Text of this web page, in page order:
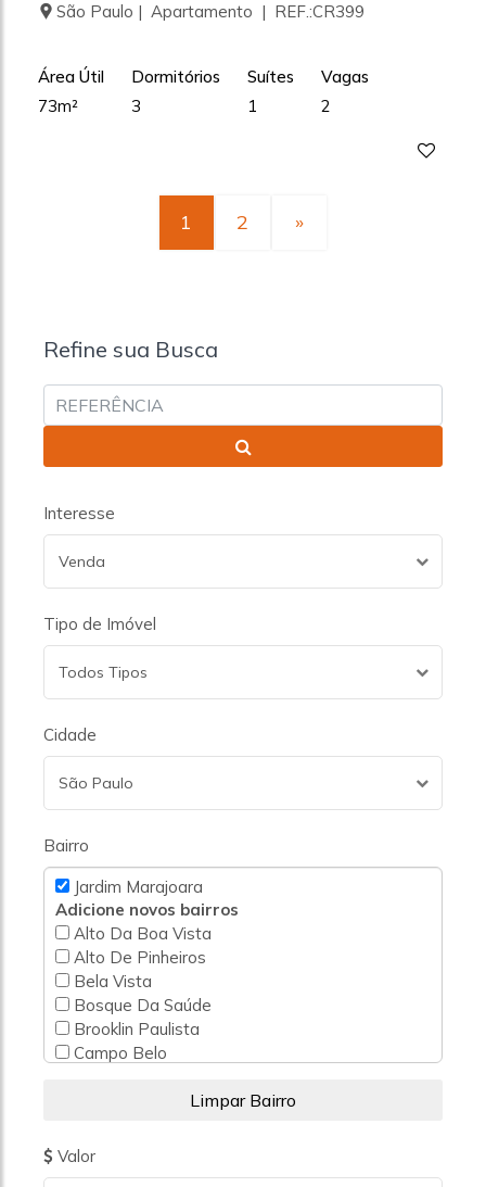
São Paulo | Apartamento | REF.:CR399
Área Útil
73m²
Dormitórios
3
Suítes
1
Vagas
2
1 2 »
Refine sua Busca
Interesse
Venda
Tipo de Imóvel
Todos Tipos
Cidade
São Paulo
Bairro
Jardim Marajoara
Adicione novos bairros
Alto Da Boa Vista
Alto De Pinheiros
Bela Vista
Bosque Da Saúde
Brooklin Paulista
Campo Belo
Chácara Monte Alegre
Cidade Dutra
Cupecê
Valor